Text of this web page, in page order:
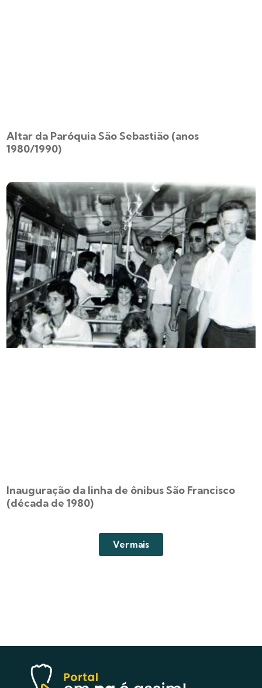
Altar da Paróquia São Sebastião (anos
1980/1990)
Inauguração da linha de ônibus São Francisco
(década de 1980)
Ver mais